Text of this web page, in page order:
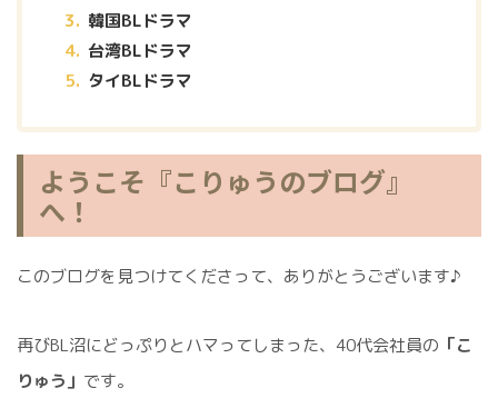
韓国BLドラマ
台湾BLドラマ
タイBLドラマ
ようこそ『こりゅうのブログ』
へ！
このブログを見つけてくださって、ありがとうございます♪
再びBL沼にどっぷりとハマってしまった、40代会社員の 「こ
りゅう」 です。